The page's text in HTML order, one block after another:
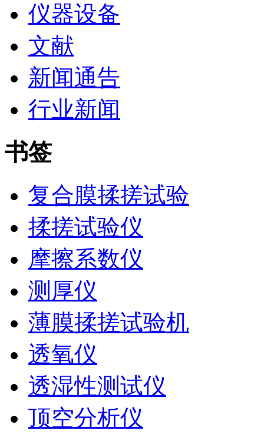
仪器设备
文献
新闻通告
行业新闻
书签
复合膜揉搓试验
揉搓试验仪
摩擦系数仪
测厚仪
薄膜揉搓试验机
透氧仪
透湿性测试仪
顶空分析仪